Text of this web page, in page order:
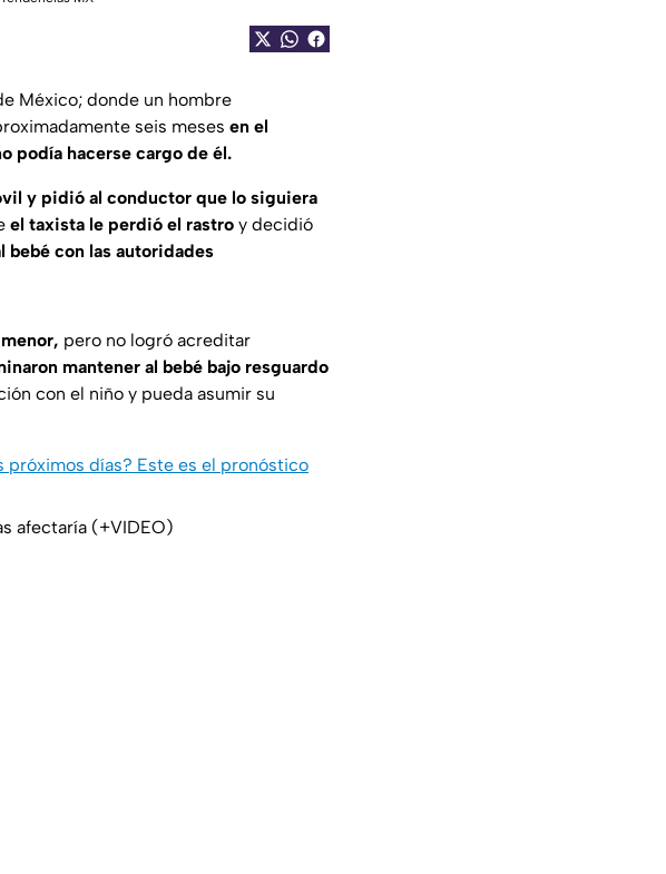
México; donde un hombre
seis meses en el
podía hacerse cargo de él.
y pidió al conductor que lo siguiera
el taxista le perdió el rastro y decidió
bebé con las autoridades
pero no logró acreditar
mantener al bebé bajo resguardo
con el niño y pueda asumir su
próximos días? Este es el pronóstico
afectaría (+VIDEO)